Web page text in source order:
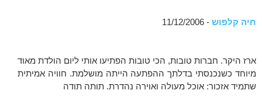
חיה קלפוש - 11/12/2006
ארז היקר. חברות טובות, הכי טובות הפתיעו אותי ליום הולדת מאוד
מיוחד כשנכנסתי בדלתך ההפתעה הייתה מושלמת. חוויה אמיתית
שתמיד אזכור: אוכל מעולה ואוירה נהדרת. תותה תודה